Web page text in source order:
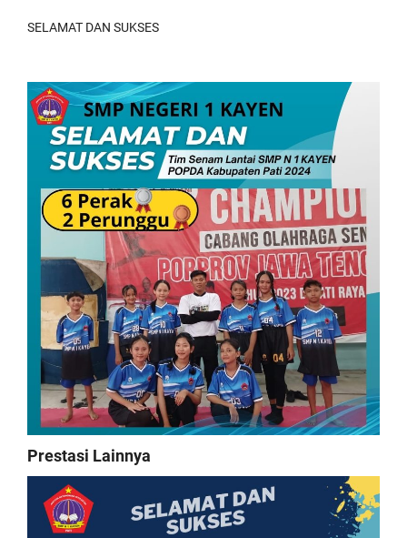
SELAMAT DAN SUKSES
Prestasi Lainnya